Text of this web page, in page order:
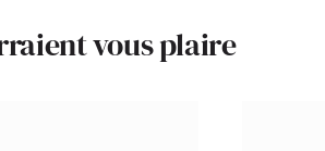
vous plaire